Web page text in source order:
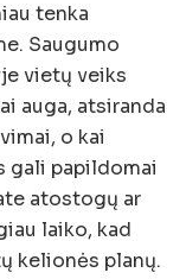
tenka
Saugumo
vietų veiks
auga, atsiranda
o kai
gali papildomai
atostogų ar
laiko, kad
kelionės planų.